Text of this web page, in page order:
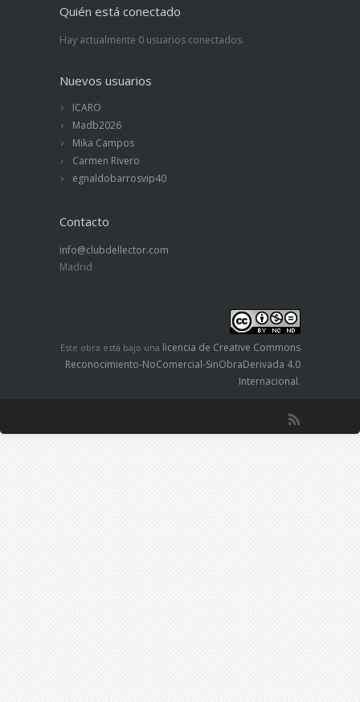
Quién está conectado
Hay actualmente 0 usuarios conectados.
Nuevos usuarios
ICARO
Madb2026
Mika Campos
Carmen Rivero
egnaldobarrosvip40
Contacto
info@clubdellector.com
Madrid
Este obra está bajo una licencia de Creative Commons
Reconocimiento-NoComercial-SinObraDerivada 4.0
Internacional